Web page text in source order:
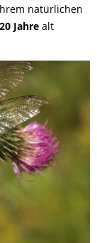
natürlichen
Jahre alt